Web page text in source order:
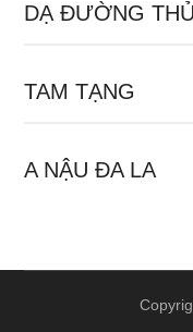
DẠ ĐƯỜNG
TAM TẠNG
A NẬU ĐA LA